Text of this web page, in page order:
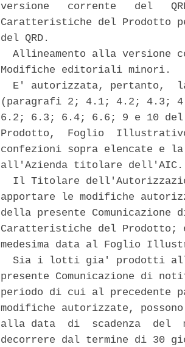
versione   corrente   del
Caratteristiche del Prodotto
del QRD.
Allineamento alla versione
Modifiche editoriali minori.
E' autorizzata, pertanto,
(paragrafi 2; 4.1; 4.2; 4.3;
6.2; 6.3; 6.4; 6.6; 9 e 10
Prodotto,  Foglio
confezioni sopra elencate
all'Azienda titolare
Il Titolare
apportare le modifiche
della presente
Caratteristiche del
medesima data al Foglio
Sia i lotti gia' prodotti
presente Comunicazione di
periodo di cui al precedente
modifiche autorizzate,
alla data  di  scadenza  del
decorrere dal termine di 30